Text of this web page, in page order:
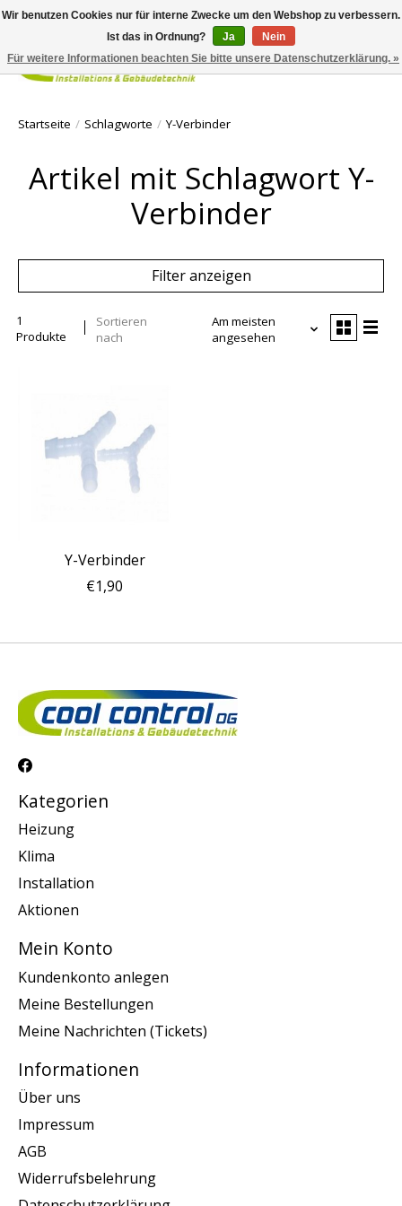
Ihr
Startseite / Schlagworte / Y-Verbinder
Artikel mit Schlagwort Y-
Verbinder
Filter anzeigen
1
Produkte
Sortieren
nach
Am meisten
angesehen
Y-Verbinder
€1,90
Kategorien
Heizung
Klima
Installation
Aktionen
Mein Konto
Kundenkonto anlegen
Meine Bestellungen
Meine Nachrichten (Tickets)
Informationen
Über uns
Impressum
AGB
Widerrufsbelehrung
Wir benutzen Cookies nur für interne Zwecke um den Webshop zu verbessern.
Ist das in Ordnung?
Ja
Nein
Für weitere Informationen beachten Sie bitte unsere Datenschutzerklärung. »